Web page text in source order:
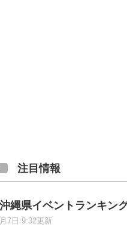
注目情報
沖縄県イベントランキン
7日 9:32更新